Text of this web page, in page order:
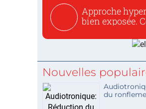
Approche
bien exposée.
Nouvelles
du